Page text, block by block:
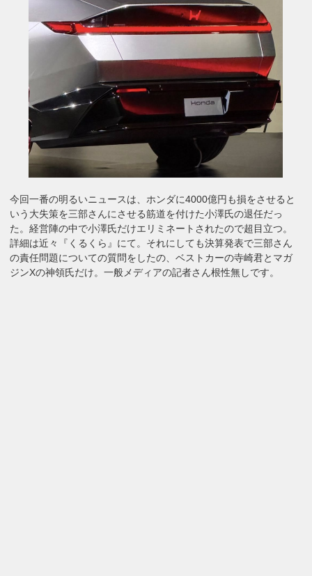
今回一番の明るいニュースは、ホンダに4000億円も損をさせると
いう大失策を三部さんにさせる筋道を付けた小澤氏の退任だっ
た。経営陣の中で小澤氏だけエリミネートされたので超目立つ。
詳細は近々『くるくら』にて。それにしても決算発表で三部さん
の責任問題についての質問をしたの、ベストカーの寺崎君とマガ
ジンXの神領氏だけ。一般メディアの記者さん根性無しです。